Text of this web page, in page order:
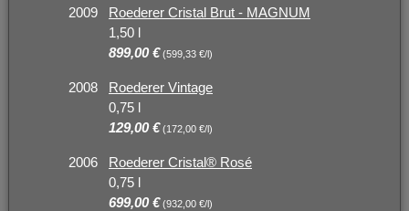
2009
Roederer Cristal Brut - MAGNUM
1,50 l
899,00 €(599,33 €/l)
2008
Roederer Vintage
0,75 l
129,00 €(172,00 €/l)
2006
Roederer Cristal® Rosé
0,75 l
699,00 €(932,00 €/l)